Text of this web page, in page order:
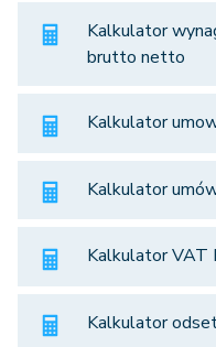
Kalkulator
brutto netto
Kalkulator
Kalkulator
Kalkulator
Kalkulator